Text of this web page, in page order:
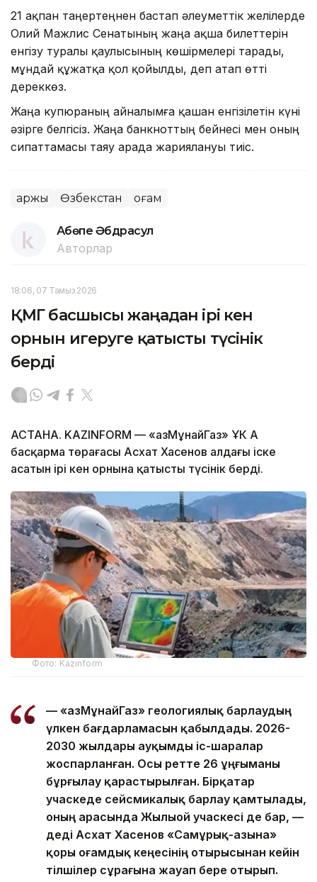
21 ақпан таңертеңнен бастап әлеуметтік желілерде
Олий Мажлис Сенатының жаңа ақша билеттерін
енгізу туралы қаулысының көшірмелері тарады,
мұндай құжатқа қол қойылды, деп атап өтті
дереккөз.
Жаңа купюраның айналымға қашан енгізілетін күні
әзірге белгісіз. Жаңа банкноттың бейнесі мен оның
сипаттамасы таяу арада жариялануы тиіс.
Қаржы Өзбекстан Қоғам
Ақбөпе Әбдрасул
Авторлар
18:06, 07 Тамыз 2026
ҚМГ басшысы жаңадан ірі кен
орнын игеруге қатысты түсінік
берді
АСТАНА. KAZINFORM — «ҚазМұнайГаз» ҰК АҚ
басқарма төрағасы Асхат Хасенов алдағы іске
асатын ірі кен орнына қатысты түсінік берді.
Фото: Kazinform
— «ҚазМұнайГаз» геологиялық барлаудың
үлкен бағдарламасын қабылдады. 2026-
2030 жылдары ауқымды іс-шаралар
жоспарланған. Осы ретте 26 ұңғыманы
бұрғылау қарастырылған. Бірқатар
учаскеде сейсмикалық барлау қамтылады,
оның арасында Жылыой учаскесі де бар, —
деді Асхат Хасенов «Самұрық-Қазына»
қоры Қоғамдық кеңесінің отырысынан кейін
тілшілер сұрағына жауап бере отырып.